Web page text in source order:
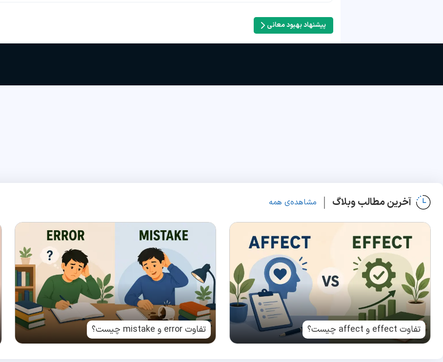
پیشنهاد بهبود معانی
آخرین مطالب وبلاگ مشاهده‌ی همه
تفاوت effect و affect چیست؟ تفاوت error و mistake چیست؟